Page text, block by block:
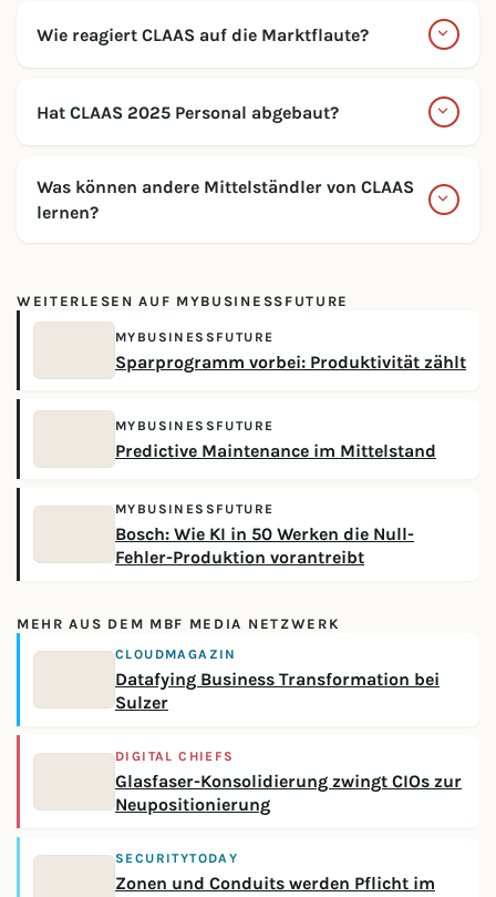
Wie reagiert CLAAS auf die Marktflaute?
Hat CLAAS 2025 Personal abgebaut?
Was können andere Mittelständler von CLAAS
lernen?
WEITERLESEN AUF MYBUSINESSFUTURE
MYBUSINESSFUTURE
Sparprogramm vorbei: Produktivität zählt
MYBUSINESSFUTURE
Predictive Maintenance im Mittelstand
MYBUSINESSFUTURE
Bosch: Wie KI in 50 Werken die Null-
Fehler-Produktion vorantreibt
MEHR AUS DEM MBF MEDIA NETZWERK
CLOUDMAGAZIN
Datafying Business Transformation bei
Sulzer
DIGITAL CHIEFS
Glasfaser-Konsolidierung zwingt CIOs zur
Neupositionierung
SECURITYTODAY
Zonen und Conduits werden Pflicht im